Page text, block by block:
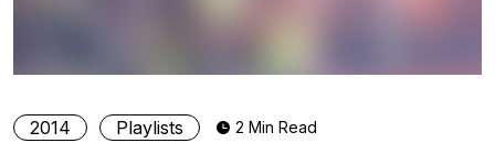
2014 Playlists 2 Min Read